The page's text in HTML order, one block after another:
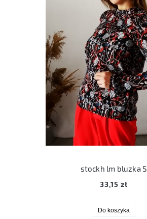
stockh lm bluzka S
33,15 zł
Do koszyka